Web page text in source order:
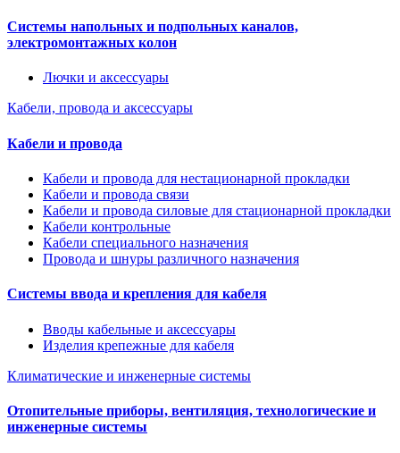
Системы напольных и подпольных каналов,
электромонтажных колон
Лючки и аксессуары
Кабели, провода и аксессуары
Кабели и провода
Кабели и провода для нестационарной прокладки
Кабели и провода связи
Кабели и провода силовые для стационарной прокладки
Кабели контрольные
Кабели специального назначения
Провода и шнуры различного назначения
Системы ввода и крепления для кабеля
Вводы кабельные и аксессуары
Изделия крепежные для кабеля
Климатические и инженерные системы
Отопительные приборы, вентиляция, технологические и
инженерные системы